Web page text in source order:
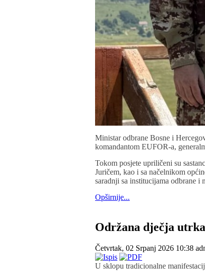
Ministar odbrane Bosne i
komandantom EUFOR-a,
Tokom posjete upriličeni su
Juričem, kao i sa načelnikom
saradnji sa institucijama odbrane i
Opširnije...
Održana dječja
Četvrtak, 02 Srpanj 2026 10:38
U sklopu tradicionalne